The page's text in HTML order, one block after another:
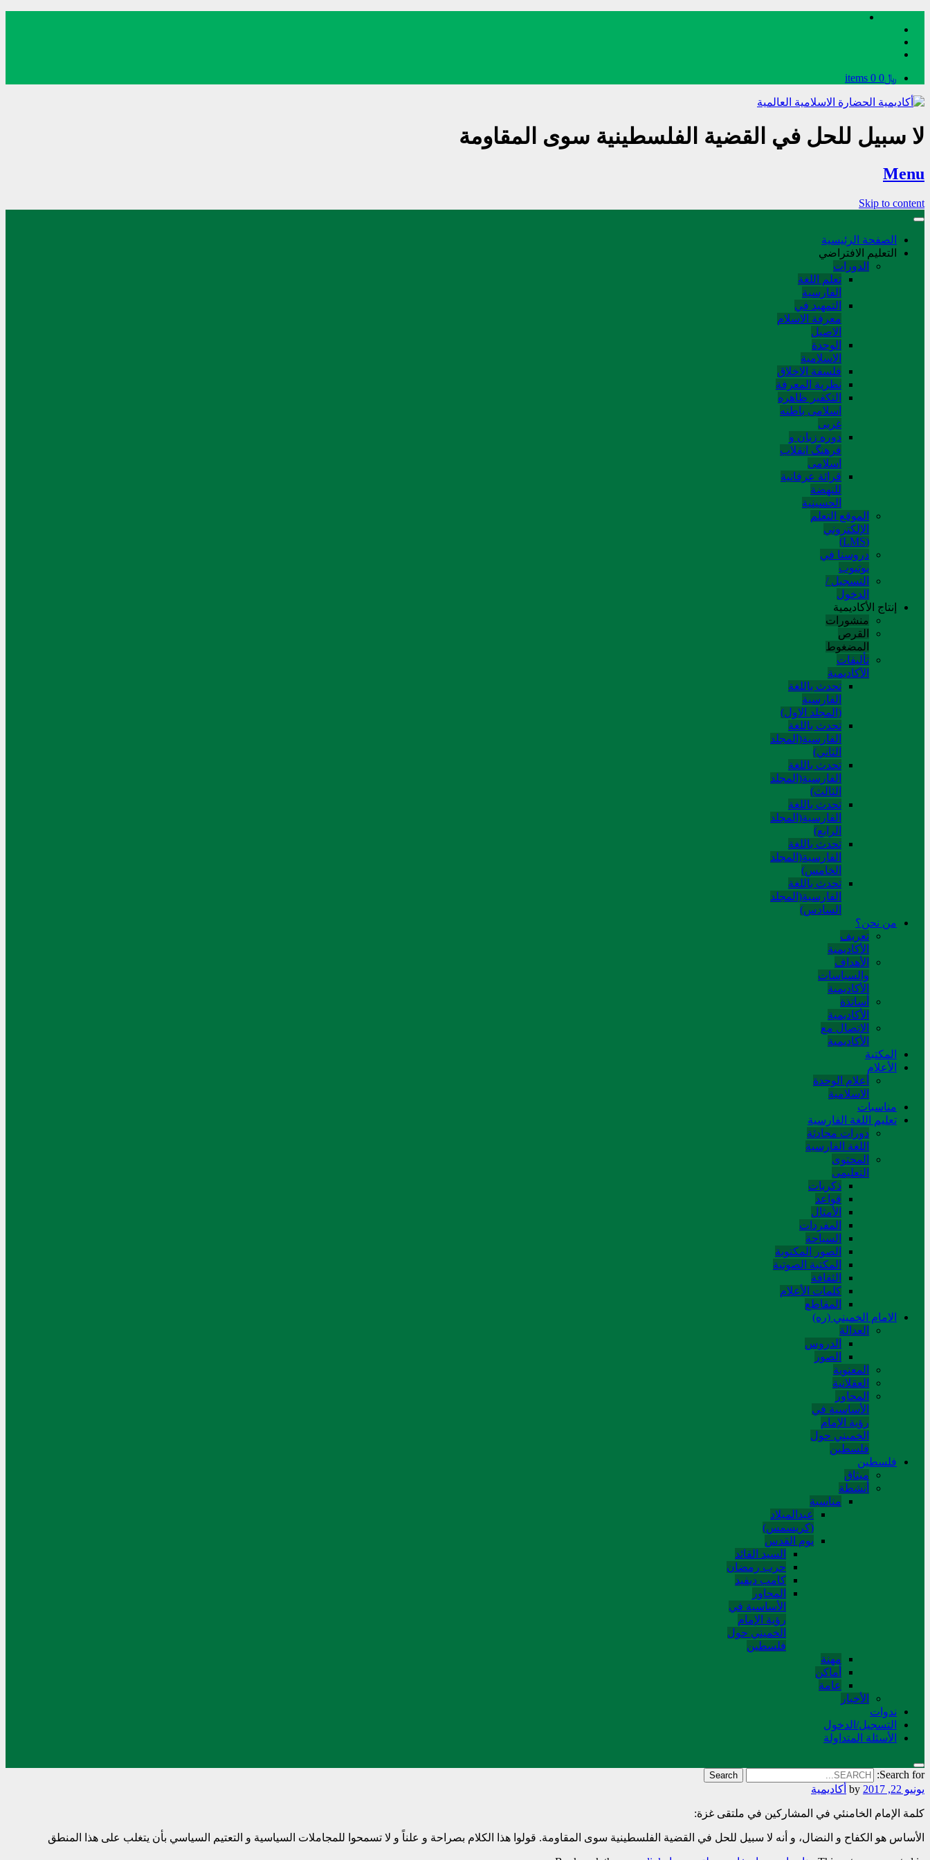
﷼0 0 items
لا سبيل للحل في القضية الفلسطينية سوی المقاومة
Menu
Skip to content
الصفحة الرئيسية
التعليم الافتراضي
الدورات
تعلم اللغة
الفارسیة
التمهید في
معرفة الاسلام
الاصیل
الوحدة
الاسلامیة
فلسفة الاخلاق
نظریة المعرفة
التکفیر ظاهره
اسلامی باطنه
غربی
دوره زبان و
فرهنگ انقلاب
اسلامی
قرائة عرفانیة
للنهضة
الحسینیة
الموقع التعلم
الإلکتروني
(LMS)
دروسنا في
يوتيوب
التسجيل /
الدخول
إنتاج الأكاديمية
منشورات
القرص
المضغوط
تألیفات
الآکادیمیة
تحدث باللغة
الفارسية
(المجلد الاول)
تحدث باللغة
الفارسية(المجلد
الثاني)
تحدث باللغة
الفارسية(المجلد
الثالث)
تحدث باللغة
الفارسية(المجلد
الرابع)
تحدث باللغة
الفارسية(المجلد
الخامس)
تحدث باللغة
الفارسية(المجلد
السادس)
من نحن؟
تعريف
الأكاديمية
الأهداف
والسياسات
الأكاديمية
أساتذة
الأكاديمية
الاتصال مع
الأكاديمية
المکتبة
الأعلام
أعلام الوحدة
الاسلامية
مناسبات
تعلیم اللغة الفارسیة
دورات محادثة
اللغة الفارسیة
المحتوی
التعلیمی
ذکریات
قواعد
الأمثال
المفردات
السیاحة
الصور المکتوبة
المکتبة الصوتیة
الثقافة
کلمات الأعلام
المقاطع
الامام الخميني (ره)
العدالة
الدروس
الصور
المعنوية
العقلانية
المحاور
الأساسیة في
رؤیة الإمام
الخمیني حول
فلسطین
فلسطین
میثاق
أنشطة
مناسبة
عیدالمیلاد
(کریسمس)
یوم القدس
السید القائد
حرب رمضان
کامب دیفید
المحاور
الأساسية في
رؤية الإمام
الخميني حول
فلسطین
مهنة
أماکن
عامة
الأخبار
ندوات
التسجیل/الدخول
الأسئلة المتداولة
Search for:
يونيو 22, 2017
أکادیمیة
كلمة الإمام الخامنئي في المشاركين في ملتقی غزة:
الأساس هو الكفاح و النضال، و أنه لا سبيل للحل في القضية الفلسطينية سوی المقاومة. قولوا هذا الكلام بصراحة و علناً و لا تسمحوا للمجاملات السياسية و التعتيم السياسي بأن يتغلب علی هذا المنطق